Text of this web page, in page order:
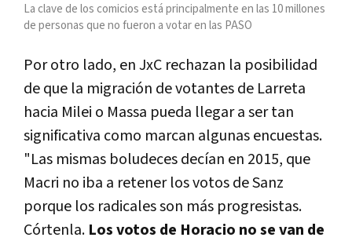
La clave de los comicios está principalmente en las 10 millones
de personas que no fueron a votar en las PASO
Por otro lado, en JxC rechazan la posibilidad
de que la migración de votantes de Larreta
hacia Milei o Massa pueda llegar a ser tan
significativa como marcan algunas encuestas.
"Las mismas boludeces decían en 2015, que
Macri no iba a retener los votos de Sanz
porque los radicales son más progresistas.
Córtenla. Los votos de Horacio no se van de